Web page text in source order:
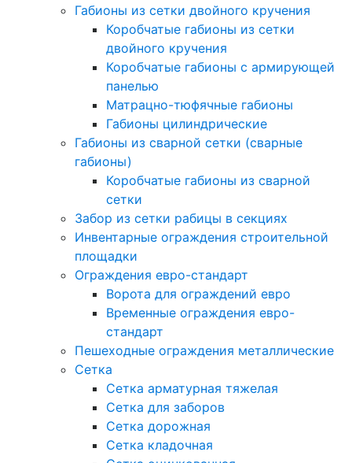
Габионы из сетки двойного кручения
Коробчатые габионы из сетки
двойного кручения
Коробчатые габионы с армирующей
панелью
Матрацно-тюфячные габионы
Габионы цилиндрические
Габионы из сварной сетки (сварные
габионы)
Коробчатые габионы из сварной
сетки
Забор из сетки рабицы в секциях
Инвентарные ограждения строительной
площадки
Ограждения евро-стандарт
Ворота для ограждений евро
Временные ограждения евро-
стандарт
Пешеходные ограждения металлические
Сетка
Сетка арматурная тяжелая
Сетка для заборов
Сетка дорожная
Сетка кладочная